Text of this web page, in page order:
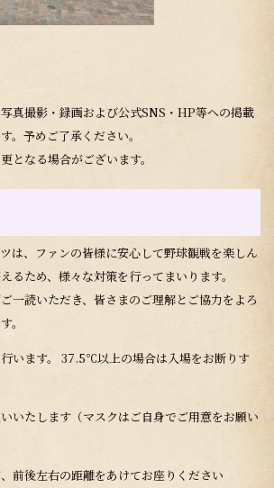
真撮影・録画および公式SNS・HP等への掲載
。予めご了承ください。
となる場合がございます。
は、ファンの皆様に安心して野球観戦を楽しん
るため、様々な対策を行ってまいります。
一読いただき、皆さまのご理解とご協力をよろ
。
います。 37.5℃以上の場合は入場をお断りす
いたします（マスクはご自身でご用意をお願い
前後左右の距離をあけてお座りください